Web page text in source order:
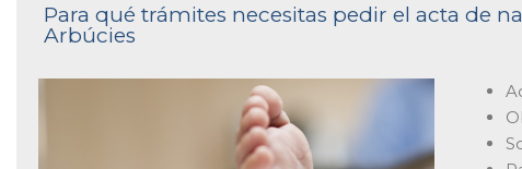
Para qué trámites necesitas pedir el acta de
Arbúcies